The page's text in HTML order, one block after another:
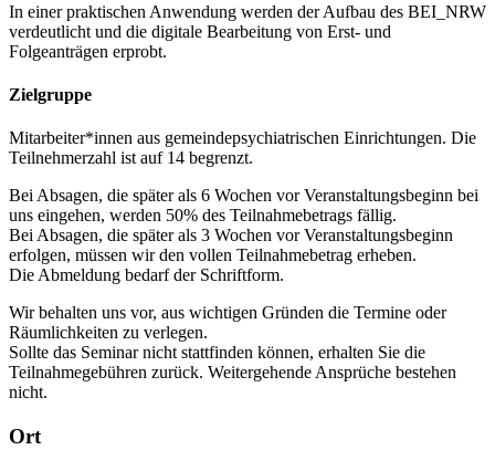
In einer praktischen Anwendung werden der Aufbau des BEI_NRW
verdeutlicht und die digitale Bearbeitung von Erst- und
Folgeanträgen erprobt.
Zielgruppe
Mitarbeiter*innen aus gemeindepsychiatrischen Einrichtungen. Die
Teilnehmerzahl ist auf 14 begrenzt.
Bei Absagen, die später als 6 Wochen vor Veranstaltungsbeginn bei
uns eingehen, werden 50% des Teilnahmebetrags fällig.
Bei Absagen, die später als 3 Wochen vor Veranstaltungsbeginn
erfolgen, müssen wir den vollen Teilnahmebetrag erheben.
Die Abmeldung bedarf der Schriftform.
Wir behalten uns vor, aus wichtigen Gründen die Termine oder
Räumlichkeiten zu verlegen.
Sollte das Seminar nicht stattfinden können, erhalten Sie die
Teilnahmegebühren zurück. Weitergehende Ansprüche bestehen
nicht.
Ort